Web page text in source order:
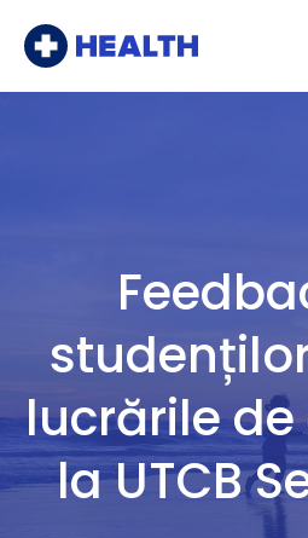
lucrările
la UTCB